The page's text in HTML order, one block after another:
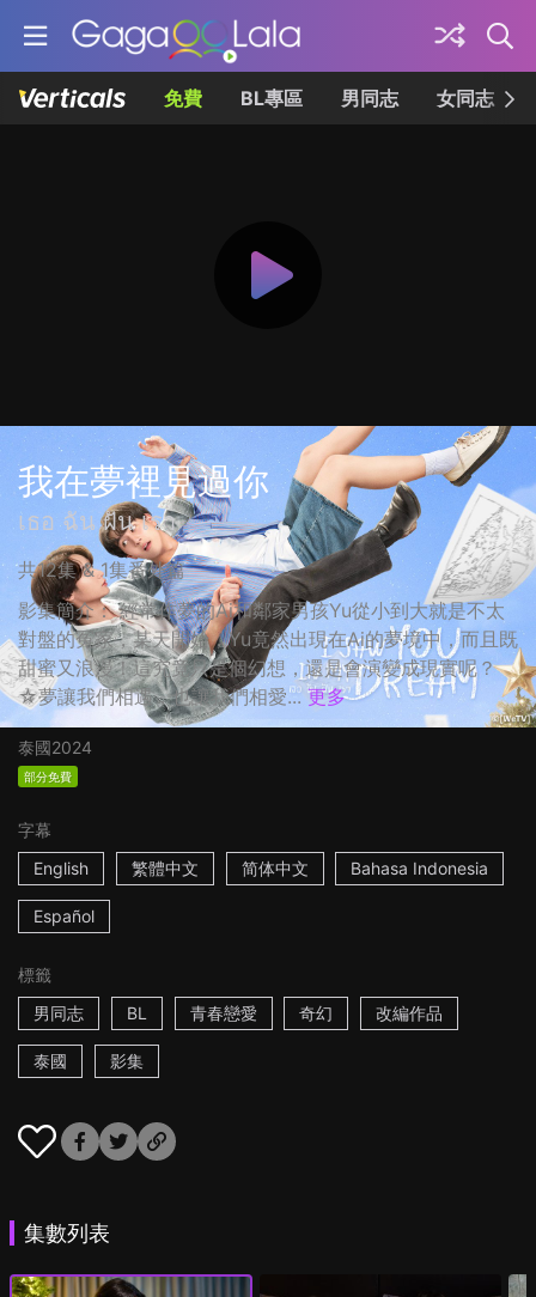
免費 BL專區 男同志 女同志
我在夢裡見過你
เธอ ฉัน ฝัน เรา
共12集 & 1集番外篇
影集簡介： 經常作夢的Ai和鄰家男孩Yu從小到大就是不太
對盤的冤家，某天開始，Yu竟然出現在Ai的夢境中，而且既
甜蜜又浪漫！這究竟只是個幻想，還是會演變成現實呢？
☆夢讓我們相遇，也讓我們相愛... 更多
泰國2024
部分免費
字幕
English
繁體中文 简体中文 Bahasa Indonesia
Español
標籤
男同志
BL 青春戀愛 奇幻 改編作品
泰國 影集
集數列表